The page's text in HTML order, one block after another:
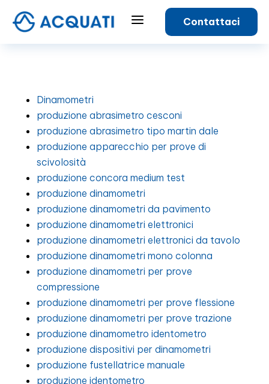
a Contattaci
Dinamometri
produzione abrasimetro cesconi
produzione abrasimetro tipo martin dale
produzione apparecchio per prove di
scivolosità
produzione concora medium test
produzione dinamometri
produzione dinamometri da pavimento
produzione dinamometri elettronici
produzione dinamometri elettronici da tavolo
produzione dinamometri mono colonna
produzione dinamometri per prove
compressione
produzione dinamometri per prove flessione
produzione dinamometri per prove trazione
produzione dinamometro identometro
produzione dispositivi per dinamometri
produzione fustellatrice manuale
produzione identometro